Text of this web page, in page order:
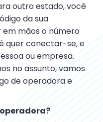
outro estado, você
da sua
mãos o número
quer conectar-se, e
ou empresa.
no assunto, vamos
de operadora e